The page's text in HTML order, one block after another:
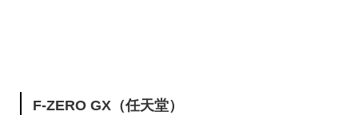
F-ZERO GX（任天堂）